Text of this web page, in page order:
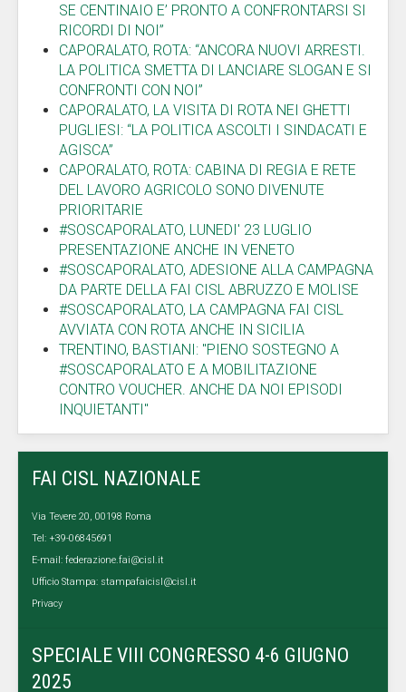
SE CENTINAIO E’ PRONTO A CONFRONTARSI SI
RICORDI DI NOI”
CAPORALATO, ROTA: “ANCORA NUOVI ARRESTI.
LA POLITICA SMETTA DI LANCIARE SLOGAN E SI
CONFRONTI CON NOI”
CAPORALATO, LA VISITA DI ROTA NEI GHETTI
PUGLIESI: “LA POLITICA ASCOLTI I SINDACATI E
AGISCA”
CAPORALATO, ROTA: CABINA DI REGIA E RETE
DEL LAVORO AGRICOLO SONO DIVENUTE
PRIORITARIE
#SOSCAPORALATO, LUNEDI' 23 LUGLIO
PRESENTAZIONE ANCHE IN VENETO
#SOSCAPORALATO, ADESIONE ALLA CAMPAGNA
DA PARTE DELLA FAI CISL ABRUZZO E MOLISE
#SOSCAPORALATO, LA CAMPAGNA FAI CISL
AVVIATA CON ROTA ANCHE IN SICILIA
TRENTINO, BASTIANI: "PIENO SOSTEGNO A
#SOSCAPORALATO E A MOBILITAZIONE
CONTRO VOUCHER. ANCHE DA NOI EPISODI
INQUIETANTI"
FAI CISL NAZIONALE
Via Tevere 20, 00198 Roma
Tel: +39-06845691
E-mail: federazione.fai@cisl.it
Ufficio Stampa: stampafaicisl@cisl.it
Privacy
SPECIALE VIII CONGRESSO 4-6 GIUGNO
2025